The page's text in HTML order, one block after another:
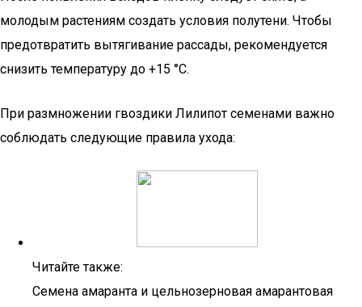
молодым растениям создать условия полутени. Чтобы
предотвратить вытягивание рассады, рекомендуется
снизить температуру до +15 °С.
При размножении гвоздики Лилипот семенами важно
соблюдать следующие правила ухода:
Читайте также:
Семена амаранта и цельнозерновая амарантовая